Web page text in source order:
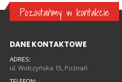
Pozostańmy w kontakcie
DANE KONTAKTOWE
ADRES:
ul. Wołczyńska 15, Poznań